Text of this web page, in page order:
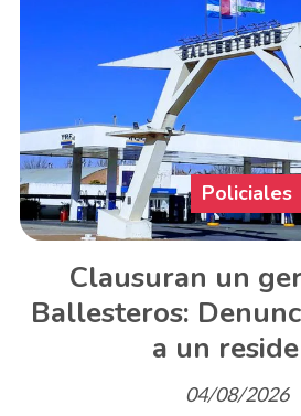
Clausuran un
Ballesteros:
a un
Policiales
04/08/2026